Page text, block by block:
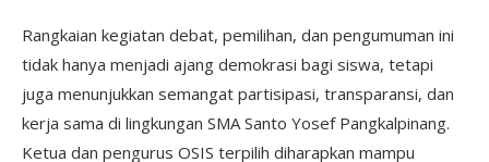
Rangkaian kegiatan debat, pemilihan, dan pengumuman ini
tidak hanya menjadi ajang demokrasi bagi siswa, tetapi
juga menunjukkan semangat partisipasi, transparansi, dan
kerja sama di lingkungan SMA Santo Yosef Pangkalpinang.
Ketua dan pengurus OSIS terpilih diharapkan mampu